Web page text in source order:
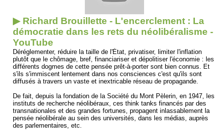
▶ Richard Brouillette - L'encerclement : La
démocratie dans les rets du néolibéralisme -
YouTube
Déréglementer, réduire la taille de l'État, privatiser, limiter l'inflation
plutôt que le chômage, bref, financiariser et dépolitiser l'économie : les
différents dogmes de cette pensée prêt-à-porter sont bien connus. Et
s'ils s'immiscent lentement dans nos consciences c'est qu'ils sont
diffusés à travers un vaste et inextricable réseau de propagande.
De fait, depuis la fondation de la Société du Mont Pèlerin, en 1947, les
instituts de recherche néolibéraux, ces think tanks financés par des
transnationales et des grandes fortunes, propagent inlassablement la
pensée néolibérale au sein des universités, dans les médias, auprès
des parlementaires, etc.